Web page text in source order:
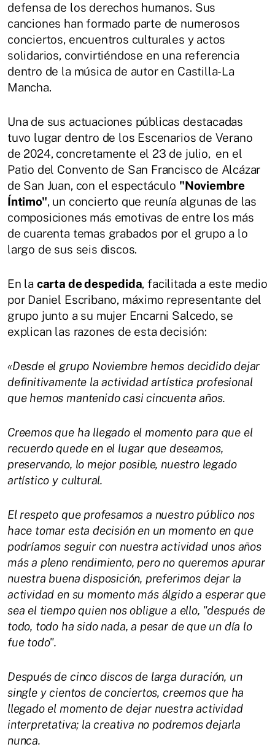
defensa de los derechos humanos. Sus
canciones han formado parte de numerosos
conciertos, encuentros culturales y actos
solidarios, convirtiéndose en una referencia
dentro de la música de autor en Castilla-La
Mancha.
Una de sus actuaciones públicas destacadas
tuvo lugar dentro de los Escenarios de Verano
de 2024, concretamente el 23 de julio, en el
Patio del Convento de San Francisco de Alcázar
de San Juan, con el espectáculo "Noviembre
Íntimo", un concierto que reunía algunas de las
composiciones más emotivas de entre los más
de cuarenta temas grabados por el grupo a lo
largo de sus seis discos.
En la carta de despedida, facilitada a este medio
por Daniel Escribano, máximo representante del
grupo junto a su mujer Encarni Salcedo, se
explican las razones de esta decisión:
«Desde el grupo Noviembre hemos decidido dejar
definitivamente la actividad artística profesional
que hemos mantenido casi cincuenta años.
Creemos que ha llegado el momento para que el
recuerdo quede en el lugar que deseamos,
preservando, lo mejor posible, nuestro legado
artístico y cultural.
El respeto que profesamos a nuestro público nos
hace tomar esta decisión en un momento en que
podríamos seguir con nuestra actividad unos años
más a pleno rendimiento, pero no queremos apurar
nuestra buena disposición, preferimos dejar la
actividad en su momento más álgido a esperar que
sea el tiempo quien nos obligue a ello, "después de
todo, todo ha sido nada, a pesar de que un día lo
fue todo".
Después de cinco discos de larga duración, un
single y cientos de conciertos, creemos que ha
llegado el momento de dejar nuestra actividad
interpretativa; la creativa no podremos dejarla
nunca.